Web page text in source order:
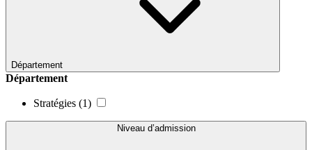
Département
Département
Stratégies (1)
Niveau d’admission